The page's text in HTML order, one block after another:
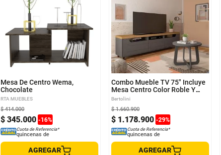
Mesa De Centro Wema,
Chocolate
RTA MUEBLES
$ 345.000 -16%
$ 414.000
Cuota de Referencia*
quincenas de
AGREGAR
Combo Mueble TV 75" Incluye
Mesa Centro Color Roble Y
Grafito
Bertolini
$ 1 .178.900 -29%
$ 1.660.900
Cuota de Referencia*
quincenas de
AGREGAR